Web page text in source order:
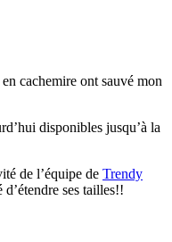
cachemire ont sauvé mon
disponibles jusqu’à la
de l’équipe de Trendy
ses tailles!!